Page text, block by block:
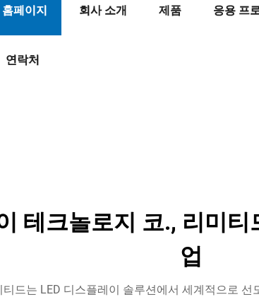
홈페이지 회사 소개 제품 응용 프
연락처
테크놀로지 코., 리미
업
드는 LED 디스플레이 솔루션에서 세계적으로